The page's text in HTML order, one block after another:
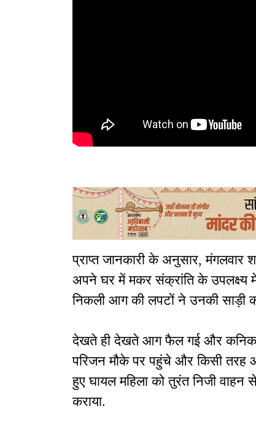
प्राप्त जानकारी के अनुसार, मंगलवार
अपने घर में मकर संक्रांति के उपलक्ष्य में
निकली आग की लपटों ने उनकी साड़ी
देखते ही देखते आग फैल गई और
परिजन मौके पर पहुंचे और किसी तरह
हुए घायल महिला को तुरंत निजी वाहन
कराया.